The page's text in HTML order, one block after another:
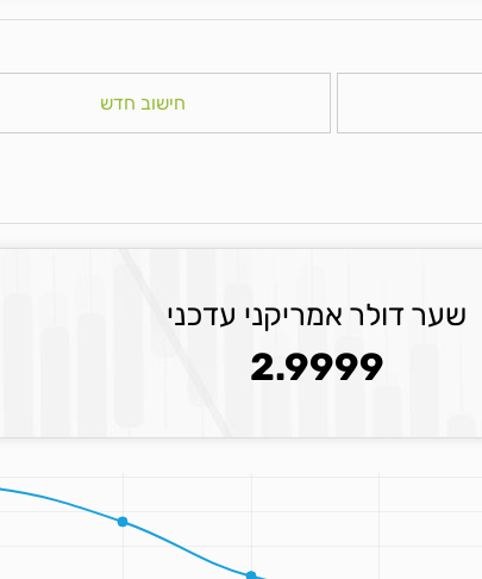
חישוב חדש
שער דולר אמריקני עדכני
2.9999